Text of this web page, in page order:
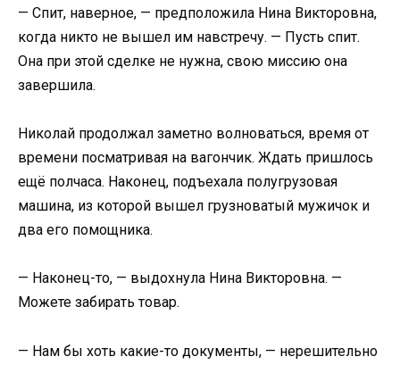
— Спит, наверное, — предположила Нина Викторовна,
когда никто не вышел им навстречу. — Пусть спит.
Она при этой сделке не нужна, свою миссию она
завершила.
Николай продолжал заметно волноваться, время от
времени посматривая на вагончик. Ждать пришлось
ещё полчаса. Наконец, подъехала полугрузовая
машина, из которой вышел грузноватый мужичок и
два его помощника.
— Наконец-то, — выдохнула Нина Викторовна. —
Можете забирать товар.
— Нам бы хоть какие-то документы, — нерешительно